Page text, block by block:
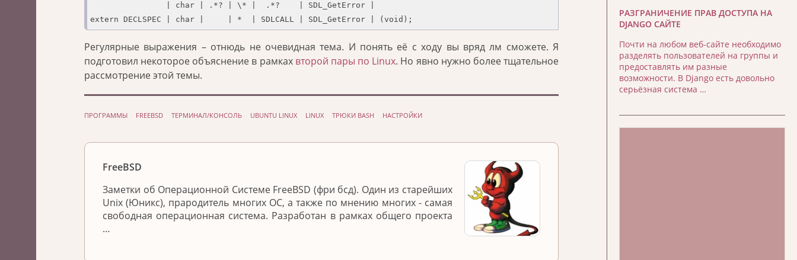
                | char | .*? | \* |  .*?    | SDL_GetError |
extern DECLSPEC | char |     | *  | SDLCALL | SDL_GetError | (void);
Регулярные выражения – отнюдь не очевидная тема. И понять её с ходу вы вряд лм сможете. Я
подготовил некоторое объяснение в рамках второй пары по Linux. Но явно нужно более тщательное
рассмотрение этой темы.
ПРОГРАММЫ FREEBSD ТЕРМИНАЛ/КОНСОЛЬ UBUNTU LINUX LINUX ТРЮКИ BASH НАСТРОЙКИ
FreeBSD
Заметки об Операционной Системе FreeBSD (фри бсд). Один из старейших
Unix (Юникс), прародитель многих ОС, а также по мнению многих - самая
свободная операционная система. Разработан в рамках общего проекта
…
РАЗГРАНИЧЕНИЕ ПРАВ ДОСТУПА НА
DJANGO САЙТЕ
Почти на любом веб-сайте необходимо
разделять пользователей на группы и
предоставлять им разные
возможности. В Django есть довольно
серьёзная система …